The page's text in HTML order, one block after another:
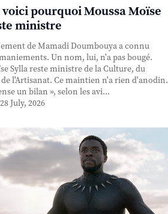
voici pourquoi Moussa Moïse
ministre
de Mamadi Doumbouya a connu
Un nom, lui, n'a pas bougé.
Sylla reste ministre de la Culture, du
l'Artisanat. Ce maintien n'a rien d'anodin.
un bilan », selon les avi...
28 July, 2026